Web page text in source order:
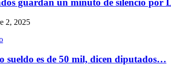
guardan un minuto de silencio por
2, 2025
sueldo es de 50 mil, dicen diputados…